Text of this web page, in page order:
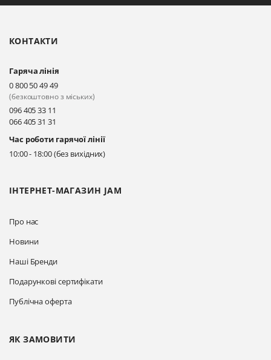
Прокласти маршрут
Київ, вул. Драгоманова 31-д
Прокласти маршрут
Київ, вул. Драгоманова 31-д
Прокласти маршрут
ІНТЕРНЕТ-МАГАЗИН JAM
Про нас
Новини
Наші Бренди
Подарункові сертифікати
Публічна оферта
ЯК ЗАМОВИТИ
КОНТАКТИ
Гаряча лінія
0 800 50 49 49
(безкоштовно з міських)
096 405 33 11
066 405 31 31
Час роботи гарячої лінії
10:00 - 18:00 (без вихідних)